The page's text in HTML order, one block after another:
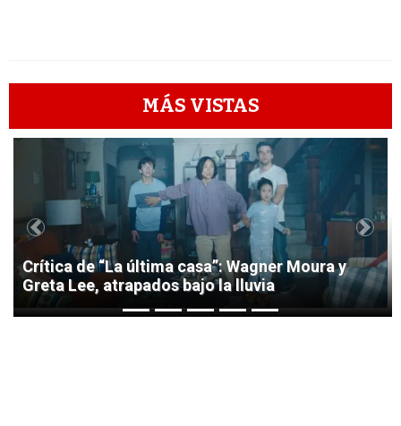
MÁS VISTAS
1
Crítica de “La última casa”: Wagner Moura y
Greta Lee, atrapados bajo la lluvia
Previous Next